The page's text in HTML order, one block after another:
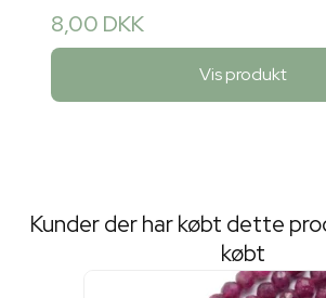
8,00 DKK
Vis produkt
Kunder der har købt dette
købt